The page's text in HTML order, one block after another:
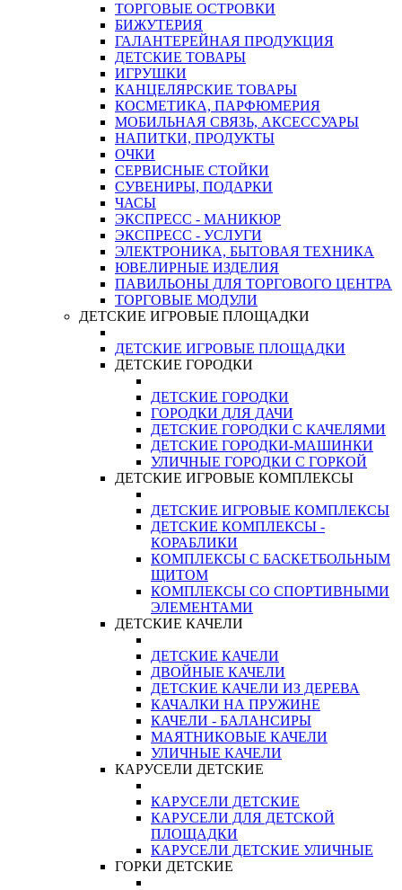
ТОРГОВЫЕ ОСТРОВКИ
БИЖУТЕРИЯ
ГАЛАНТЕРЕЙНАЯ ПРОДУКЦИЯ
ДЕТСКИЕ ТОВАРЫ
ИГРУШКИ
КАНЦЕЛЯРСКИЕ ТОВАРЫ
КОСМЕТИКА, ПАРФЮМЕРИЯ
МОБИЛЬНАЯ СВЯЗЬ, АКСЕССУАРЫ
НАПИТКИ, ПРОДУКТЫ
ОЧКИ
СЕРВИСНЫЕ СТОЙКИ
СУВЕНИРЫ, ПОДАРКИ
ЧАСЫ
ЭКСПРЕСС - МАНИКЮР
ЭКСПРЕСС - УСЛУГИ
ЭЛЕКТРОНИКА, БЫТОВАЯ ТЕХНИКА
ЮВЕЛИРНЫЕ ИЗДЕЛИЯ
ПАВИЛЬОНЫ ДЛЯ ТОРГОВОГО ЦЕНТРА
ТОРГОВЫЕ МОДУЛИ
ДЕТСКИЕ ИГРОВЫЕ ПЛОЩАДКИ
ДЕТСКИЕ ИГРОВЫЕ ПЛОЩАДКИ
ДЕТСКИЕ ГОРОДКИ
ДЕТСКИЕ ГОРОДКИ
ГОРОДКИ ДЛЯ ДАЧИ
ДЕТСКИЕ ГОРОДКИ С КАЧЕЛЯМИ
ДЕТСКИЕ ГОРОДКИ-МАШИНКИ
УЛИЧНЫЕ ГОРОДКИ С ГОРКОЙ
ДЕТСКИЕ ИГРОВЫЕ КОМПЛЕКСЫ
ДЕТСКИЕ ИГРОВЫЕ КОМПЛЕКСЫ
ДЕТСКИЕ КОМПЛЕКСЫ -
КОРАБЛИКИ
КОМПЛЕКСЫ С БАСКЕТБОЛЬНЫМ
ЩИТОМ
КОМПЛЕКСЫ СО СПОРТИВНЫМИ
ЭЛЕМЕНТАМИ
ДЕТСКИЕ КАЧЕЛИ
ДЕТСКИЕ КАЧЕЛИ
ДВОЙНЫЕ КАЧЕЛИ
ДЕТСКИЕ КАЧЕЛИ ИЗ ДЕРЕВА
КАЧАЛКИ НА ПРУЖИНЕ
КАЧЕЛИ - БАЛАНСИРЫ
МАЯТНИКОВЫЕ КАЧЕЛИ
УЛИЧНЫЕ КАЧЕЛИ
КАРУСЕЛИ ДЕТСКИЕ
КАРУСЕЛИ ДЕТСКИЕ
КАРУСЕЛИ ДЛЯ ДЕТСКОЙ
ПЛОЩАДКИ
КАРУСЕЛИ ДЕТСКИЕ УЛИЧНЫЕ
ГОРКИ ДЕТСКИЕ